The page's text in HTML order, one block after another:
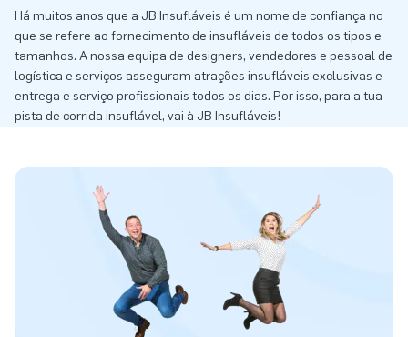
Há muitos anos que a JB Insufláveis é um nome de confiança no
que se refere ao fornecimento de insufláveis de todos os tipos e
tamanhos. A nossa equipa de designers, vendedores e pessoal de
logística e serviços asseguram atrações insufláveis exclusivas e
entrega e serviço profissionais todos os dias. Por isso, para a tua
pista de corrida insuflável, vai à JB Insufláveis!